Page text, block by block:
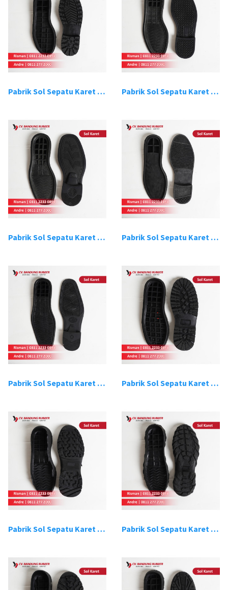
Pabrik Sol Sepatu Karet Bandung 1 Pabrik Sol Sepatu Karet Bandung 2
Pabrik Sol Sepatu Karet Bandung 3 Pabrik Sol Sepatu Karet Bandung 4
Pabrik Sol Sepatu Karet Bandung 5 Pabrik Sol Sepatu Karet Bandung 6
Pabrik Sol Sepatu Karet Bandung 7 Pabrik Sol Sepatu Karet Bandung 8